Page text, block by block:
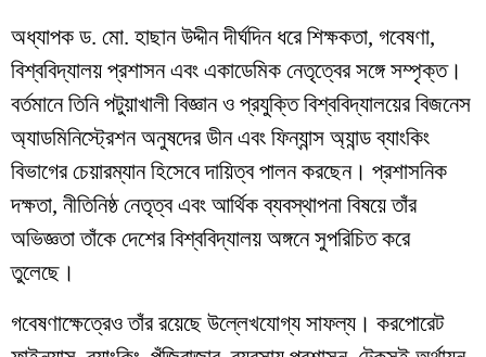
অধ্যাপক ড. মো. হাছান উদ্দীন দীর্ঘদিন ধরে শিক্ষকতা, গবেষণা,
বিশ্ববিদ্যালয় প্রশাসন এবং একাডেমিক নেতৃত্বের সঙ্গে সম্পৃক্ত।
বর্তমানে তিনি পটুয়াখালী বিজ্ঞান ও প্রযুক্তি বিশ্ববিদ্যালয়ের বিজনেস
অ্যাডমিনিস্ট্রেশন অনুষদের ডীন এবং ফিন্যান্স অ্যান্ড ব্যাংকিং
বিভাগের চেয়ারম্যান হিসেবে দায়িত্ব পালন করছেন। প্রশাসনিক
দক্ষতা, নীতিনিষ্ঠ নেতৃত্ব এবং আর্থিক ব্যবস্থাপনা বিষয়ে তাঁর
অভিজ্ঞতা তাঁকে দেশের বিশ্ববিদ্যালয় অঙ্গনে সুপরিচিত করে
তুলেছে।
গবেষণাক্ষেত্রেও তাঁর রয়েছে উল্লেখযোগ্য সাফল্য। করপোরেট